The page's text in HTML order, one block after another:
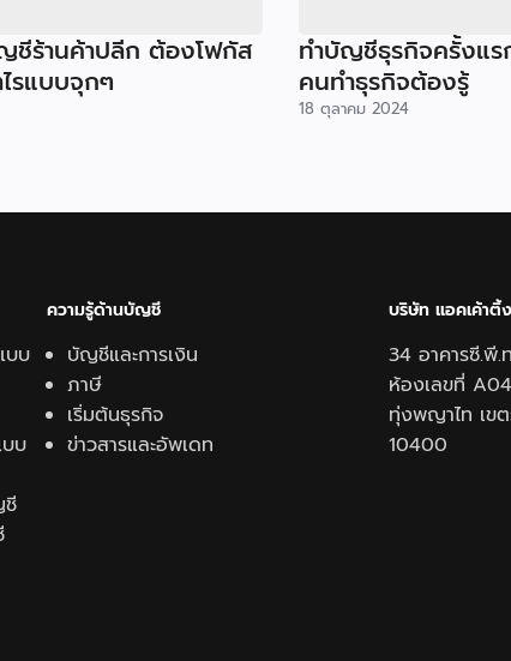
ชีร้านค้าปลีก ต้องโฟกัส
รแบบจุกๆ
ทำบัญชีธุรกิจครั้งแร
คนทำธุรกิจต้องรู้
18 ตุลาคม 2024
บ
บ
ชี
ความรู้ด้านบัญชี
บัญชีและการเงิน
ภาษี
เริ่มต้นธุรกิจ
ข่าวสารและอัพเดท
บริษัท แอคเค้าติ้
34 อาคารซี.พี
ห้องเลขที่
ทุ่งพญาไท เข
10400